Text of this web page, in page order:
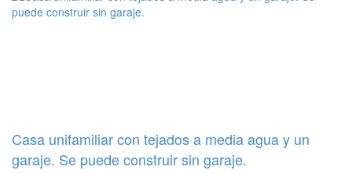
Casa unifamiliar con tejados a media agua y un
garaje. Se puede construir sin garaje.